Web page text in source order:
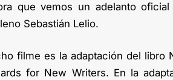
que vemos un adelanto
Sebastián Lelio.
filme es la adaptación del libro
for New Writers. En la